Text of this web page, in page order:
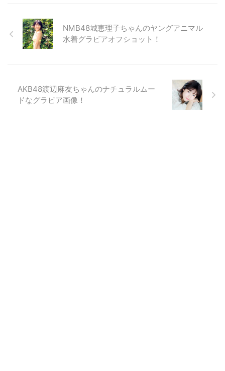
NMB48城恵理子ちゃんのヤングアニマル
水着グラビアオフショット！
AKB48渡辺麻友ちゃんのナチュラルムー
ドなグラビア画像！